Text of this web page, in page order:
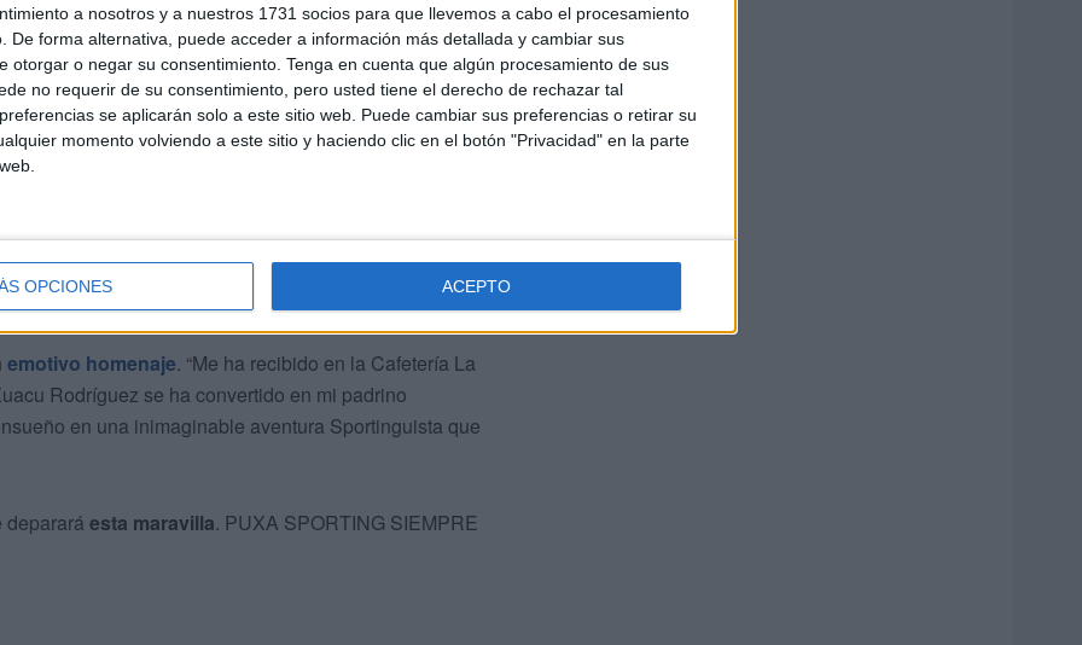
a nosotros y a nuestros 1731 socios para que llevemos a cabo el procesamiento
De forma alternativa, puede acceder a información más detallada y cambiar sus
otorgar o negar su consentimiento. Tenga en cuenta que algún procesamiento de sus
no requerir de su consentimiento, pero usted tiene el derecho de rechazar tal
se aplicarán solo a este sitio web. Puede cambiar sus preferencias o retirar su
momento volviendo a este sitio y haciendo clic en el botón "Privacidad" en la parte
OPCIONES ACEPTO
coche “por la afición”
“porque la afición me lo ha pedido, el club quiere que
Partió en el barco de las seis de la mañana,
emotivo homenaje. “Me ha recibido en la Cafetería La
Rodríguez se ha convertido en mi padrino
en una inimaginable aventura Sportinguista que
deparará esta maravilla. PUXA SPORTING SIEMPRE